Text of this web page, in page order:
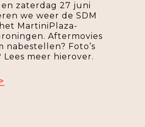
zaterdag 27 juni
we weer de SDM
MartiniPlaza-
Aftermovies
nabestellen? Foto’s
meer hierover.